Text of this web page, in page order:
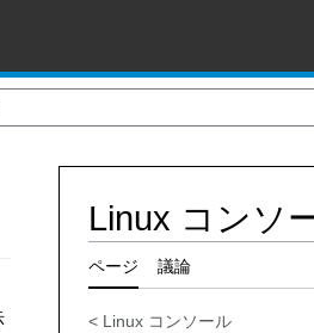
Linux コンソ
ページ 議論
< Linux コンソール